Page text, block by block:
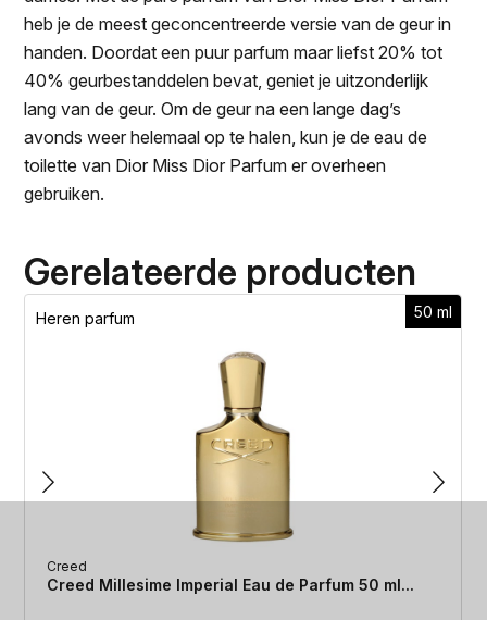
heb je de meest geconcentreerde versie van de geur in
handen. Doordat een puur parfum maar liefst 20% tot
40% geurbestanddelen bevat, geniet je uitzonderlijk
lang van de geur. Om de geur na een lange dag’s
avonds weer helemaal op te halen, kun je de eau de
toilette van Dior Miss Dior Parfum er overheen
gebruiken.
Gerelateerde producten
50 ml
Heren parfum
Creed
Creed Millesime Imperial Eau de Parfum 50 ml...